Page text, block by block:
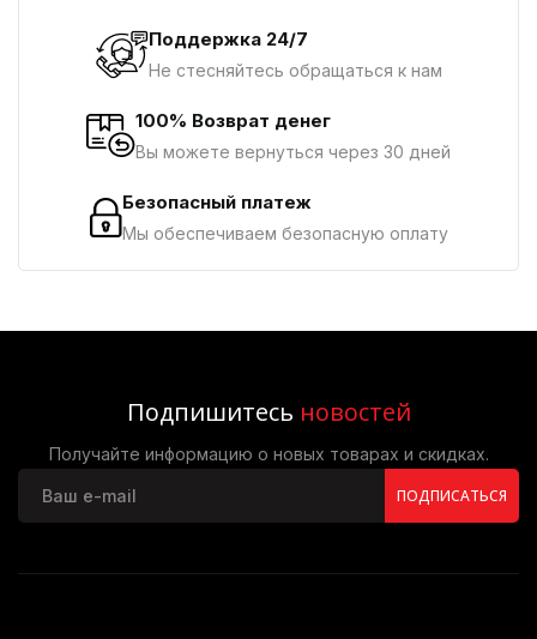
Поддержка 24/7
Не стесняйтесь обращаться к нам
100% Возврат денег
Вы можете вернуться через 30 дней
Безопасный платеж
Мы обеспечиваем безопасную оплату
Подпишитесь новостей
Получайте информацию о новых товарах и скидках.
ПОДПИСАТЬСЯ